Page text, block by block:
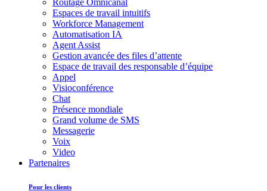
Espaces de travail intuitifs
Workforce Management
Automatisation IA
Agent Assist
Gestion avancée des files d’attente
Espace de travail des responsable d’équipe
Appel
Visioconférence
Chat
Présence mondiale
Grand volume de SMS
Messagerie
Voix
Video
Partenaires
Pour les clients